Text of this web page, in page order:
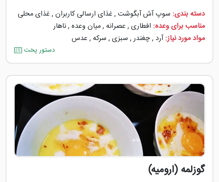
دسته بندی: سوپ آش آبگوشت , غذای ارسالی کاربران , غذای محلی
مناسب برای وعده: افطاری , عصرانه ,میان وعده ,ناهار
مواد مورد نیاز: آرد ,چغندر, سبزی , سرکه , عدس
دستور پخت
گوزلمه (ارومیه)